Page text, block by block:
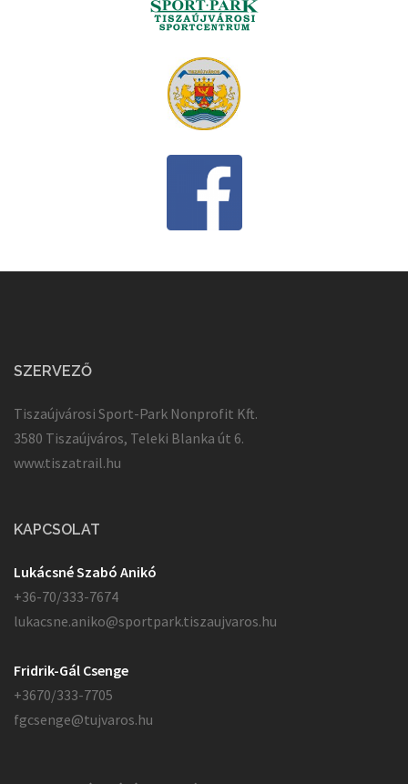
SZERVEZŐ
Tiszaújvárosi Sport-Park Nonprofit Kft.
3580 Tiszaújváros, Teleki Blanka út 6.
www.tiszatrail.hu
KAPCSOLAT
Lukácsné Szabó Anikó
+36-70/333-7674
lukacsne.aniko@sportpark.tiszaujvaros.hu
Fridrik-Gál Csenge
+3670/333-7705
fgcsenge@tujvaros.hu